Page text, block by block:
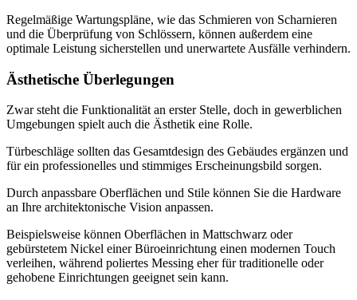
Regelmäßige Wartungspläne, wie das Schmieren von Scharnieren
und die Überprüfung von Schlössern, können außerdem eine
optimale Leistung sicherstellen und unerwartete Ausfälle verhindern.
Ästhetische Überlegungen
Zwar steht die Funktionalität an erster Stelle, doch in gewerblichen
Umgebungen spielt auch die Ästhetik eine Rolle.
Türbeschläge sollten das Gesamtdesign des Gebäudes ergänzen und
für ein professionelles und stimmiges Erscheinungsbild sorgen.
Durch anpassbare Oberflächen und Stile können Sie die Hardware
an Ihre architektonische Vision anpassen.
Beispielsweise können Oberflächen in Mattschwarz oder
gebürstetem Nickel einer Büroeinrichtung einen modernen Touch
verleihen, während poliertes Messing eher für traditionelle oder
gehobene Einrichtungen geeignet sein kann.